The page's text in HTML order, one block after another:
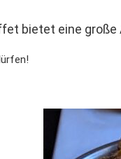
bietet eine